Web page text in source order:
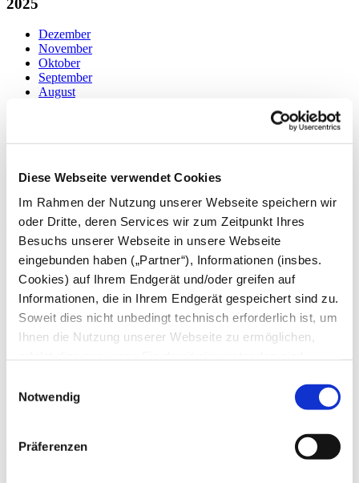
Diese Webseite verwendet Cookies
Im Rahmen der Nutzung unserer Webseite speichern wir
oder Dritte, deren Services wir zum Zeitpunkt Ihres
Besuchs unserer Webseite in unsere Webseite
eingebunden haben („Partner“), Informationen (insbes.
Cookies) auf Ihrem Endgerät und/oder greifen auf
Informationen, die in Ihrem Endgerät gespeichert sind zu.
Soweit dies nicht unbedingt technisch erforderlich ist, um
Ihnen die Nutzung unserer Webseite zu ermöglichen,
Erstellung von Statistiken über die Nutzung unserer
Webseite für uns, aber auch für die Partner zur eigenen
Nutzung. Details hierzu, insbesondere auch zu den
verarbeiteten Kategorien personenbezogener Daten und
Notwendig
Präferenzen
Dezember
November
Oktober
September
August
Februar
2024
Dezember
November
Oktober
September
August
Juni
Februar
2023